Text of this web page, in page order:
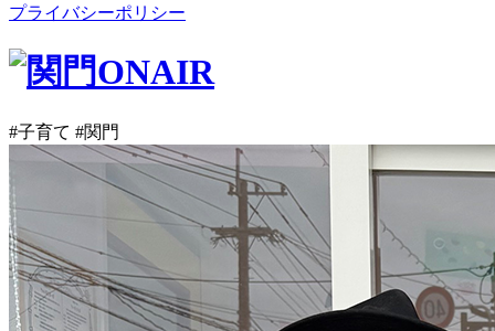
プライバシーポリシー
#子育て #関門